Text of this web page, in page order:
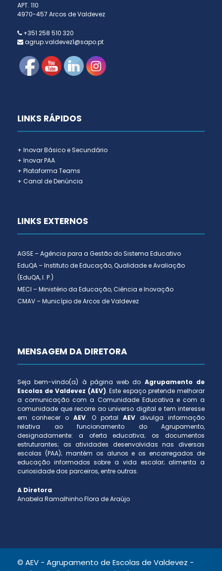
APT. 110
4970-457 Arcos de Valdevez
+351 258 510 320
agrup.valdevez1@sapo.pt
LINKS RÁPIDOS
+ Inovar Básico e Secundário
+ Inovar PAA
+ Plataforma Teams
+ Canal de Denúncia
LINKS EXTERNOS
AGSE – Agência para a Gestão do Sistema Educativo
EduQA – Instituto de Educação, Qualidade e Avaliação
(EduQA, I. P.)
MECI – Ministério da Educação, Ciência e Inovação
CMAV – Município de Arcos de Valdevez
MENSAGEM DA DIRETORA
Seja bem-vindo(a) à página web do Agrupamento de
Escolas de Valdevez (AEV). Este espaço pretende melhorar
a comunicação com a Comunidade Educativa e com a
comunidade que recorre ao universo digital e tem interesse
em conhecer o AEV. O portal AEV divulga informação
relativa ao funcionamento do Agrupamento,
designadamente: a oferta educativa; os documentos
estruturantes; as atividades desenvolvidas nas diversas
escolas (PAA); mantém os alunos e os encarregados de
educação informados sobre a vida escolar; alimenta a
curiosidade dos parceiros, entre outras.
A Diretora
Anabela Ramalhinho Flora de Araújo
© AEV - Agrupamento de Escolas de Valdevez -